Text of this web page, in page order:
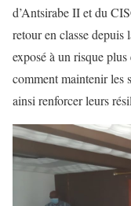
d’Antsirabe II et du
retour en classe
exposé à un risque
comment maintenir les
ainsi renforcer leurs